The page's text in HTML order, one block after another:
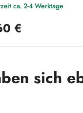
ca. 2-4 Werktage
€
sich